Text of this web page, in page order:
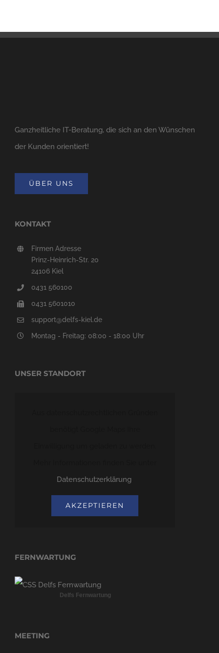
Ganzheitliche IT-Beratung, die sich an den Wünschen
der Kunden orientiert!
ÜBER UNS
KONTAKT
Firmen Adresse
Prinz-Heinrich-Str. 20
24106 Kiel
0431 560100
0431 5601010
support@delfs-kiel.de
Montag - Freitag: 08:00 - 18:00 Uhr
UNSER STANDORT
Datenschutzerklärung
AKZEPTIEREN
FERNWARTUNG
Delfs Fernwartung
MEETING